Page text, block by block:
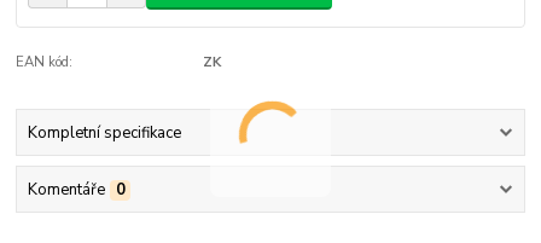
EAN kód: ZK
Kompletní specifikace
Komentáře 0